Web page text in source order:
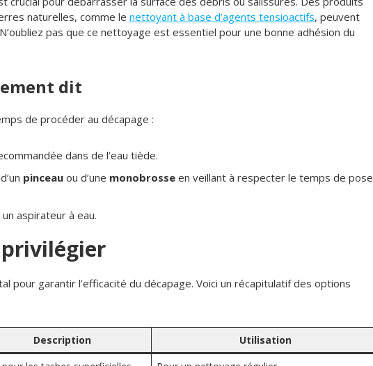
naturelles, comme le nettoyant à base d’agents tensioactifs, peuvent
pas que ce nettoyage est essentiel pour une bonne adhésion du
dit
de procéder au décapage :
dans de l’eau tiède.
pinceau ou d’une monobrosse en veillant à respecter le temps de pose
aspirateur à eau.
pour garantir l’efficacité du décapage. Voici un récapitulatif des options
Description
Utilisation